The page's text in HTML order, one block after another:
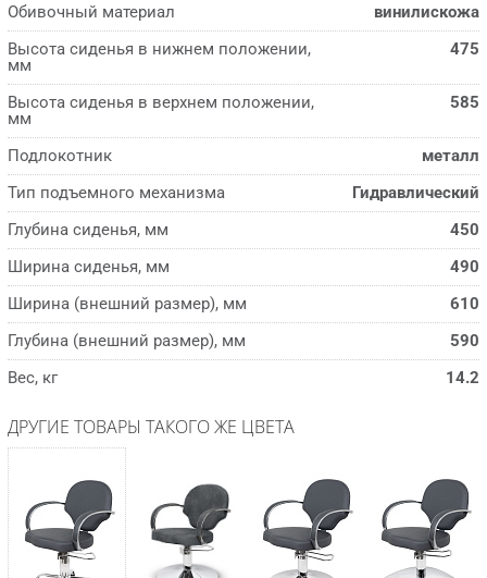
Обивочный материал
винилискожа
Высота сиденья в нижнем положении,
мм
475
Высота сиденья в верхнем положении,
мм
585
Подлокотник
металл
Тип подъемного механизма
Гидравлический
Глубина сиденья, мм
450
Ширина сиденья, мм
490
Ширина (внешний размер), мм
610
Глубина (внешний размер), мм
590
Вес, кг
14.2
ДРУГИЕ ТОВАРЫ ТАКОГО ЖЕ ЦВЕТА